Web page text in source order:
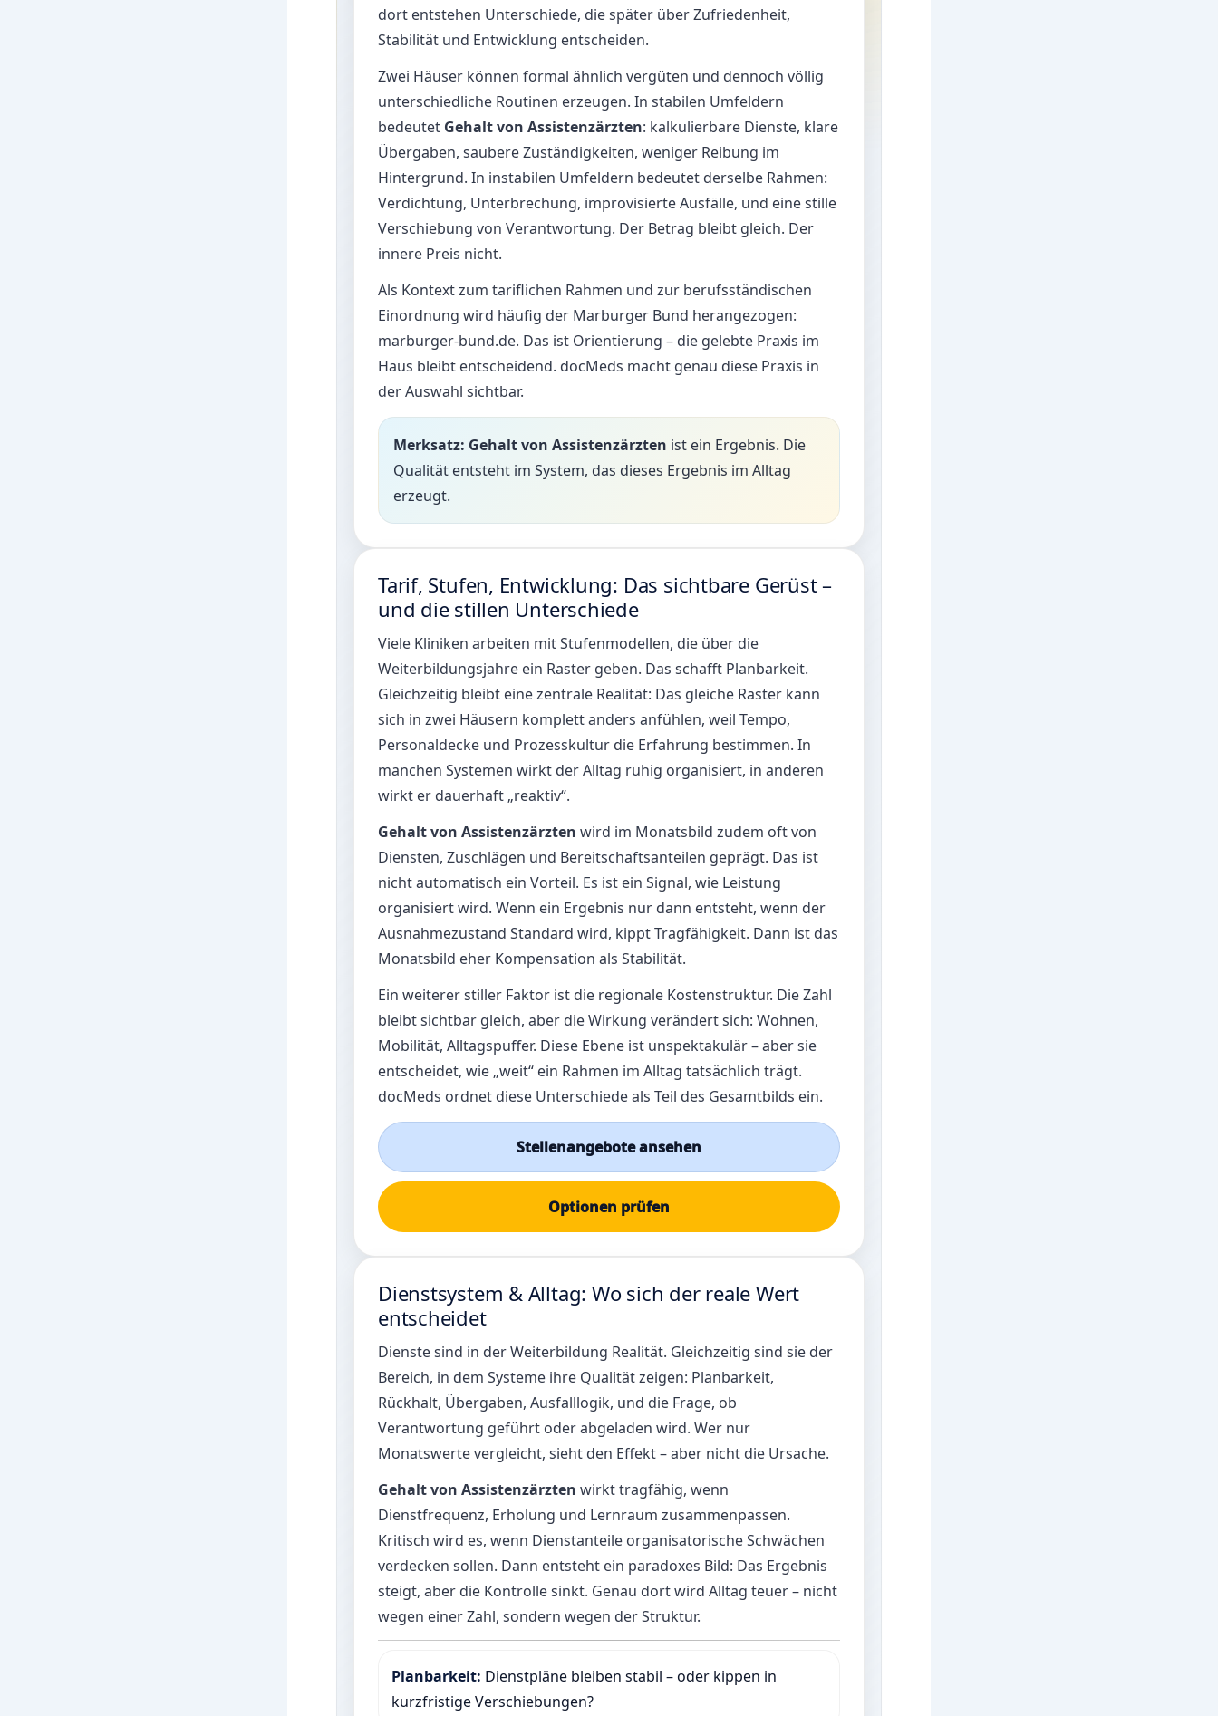
dort entstehen Unterschiede, die später über Zufriedenheit,
Stabilität und Entwicklung entscheiden.
Zwei Häuser können formal ähnlich vergüten und dennoch völlig
unterschiedliche Routinen erzeugen. In stabilen Umfeldern
bedeutet Gehalt von Assistenzärzten: kalkulierbare Dienste, klare
Übergaben, saubere Zuständigkeiten, weniger Reibung im
Hintergrund. In instabilen Umfeldern bedeutet derselbe Rahmen:
Verdichtung, Unterbrechung, improvisierte Ausfälle, und eine stille
Verschiebung von Verantwortung. Der Betrag bleibt gleich. Der
innere Preis nicht.
Als Kontext zum tariflichen Rahmen und zur berufsständischen
Einordnung wird häufig der Marburger Bund herangezogen:
marburger-bund.de. Das ist Orientierung – die gelebte Praxis im
Haus bleibt entscheidend. docMeds macht genau diese Praxis in
der Auswahl sichtbar.
Merksatz: Gehalt von Assistenzärzten ist ein Ergebnis. Die
Qualität entsteht im System, das dieses Ergebnis im Alltag
erzeugt.
Tarif, Stufen, Entwicklung: Das sichtbare Gerüst –
und die stillen Unterschiede
Viele Kliniken arbeiten mit Stufenmodellen, die über die
Weiterbildungsjahre ein Raster geben. Das schafft Planbarkeit.
Gleichzeitig bleibt eine zentrale Realität: Das gleiche Raster kann
sich in zwei Häusern komplett anders anfühlen, weil Tempo,
Personaldecke und Prozesskultur die Erfahrung bestimmen. In
manchen Systemen wirkt der Alltag ruhig organisiert, in anderen
wirkt er dauerhaft „reaktiv“.
Gehalt von Assistenzärzten wird im Monatsbild zudem oft von
Diensten, Zuschlägen und Bereitschaftsanteilen geprägt. Das ist
nicht automatisch ein Vorteil. Es ist ein Signal, wie Leistung
organisiert wird. Wenn ein Ergebnis nur dann entsteht, wenn der
Ausnahmezustand Standard wird, kippt Tragfähigkeit. Dann ist das
Monatsbild eher Kompensation als Stabilität.
Ein weiterer stiller Faktor ist die regionale Kostenstruktur. Die Zahl
bleibt sichtbar gleich, aber die Wirkung verändert sich: Wohnen,
Mobilität, Alltagspuffer. Diese Ebene ist unspektakulär – aber sie
entscheidet, wie „weit“ ein Rahmen im Alltag tatsächlich trägt.
docMeds ordnet diese Unterschiede als Teil des Gesamtbilds ein.
Stellenangebote ansehen
Optionen prüfen
Dienstsystem & Alltag: Wo sich der reale Wert
entscheidet
Dienste sind in der Weiterbildung Realität. Gleichzeitig sind sie der
Bereich, in dem Systeme ihre Qualität zeigen: Planbarkeit,
Rückhalt, Übergaben, Ausfalllogik, und die Frage, ob
Verantwortung geführt oder abgeladen wird. Wer nur
Monatswerte vergleicht, sieht den Effekt – aber nicht die Ursache.
Gehalt von Assistenzärzten wirkt tragfähig, wenn
Dienstfrequenz, Erholung und Lernraum zusammenpassen.
Kritisch wird es, wenn Dienstanteile organisatorische Schwächen
verdecken sollen. Dann entsteht ein paradoxes Bild: Das Ergebnis
steigt, aber die Kontrolle sinkt. Genau dort wird Alltag teuer – nicht
wegen einer Zahl, sondern wegen der Struktur.
Planbarkeit: Dienstpläne bleiben stabil – oder kippen in
kurzfristige Verschiebungen?